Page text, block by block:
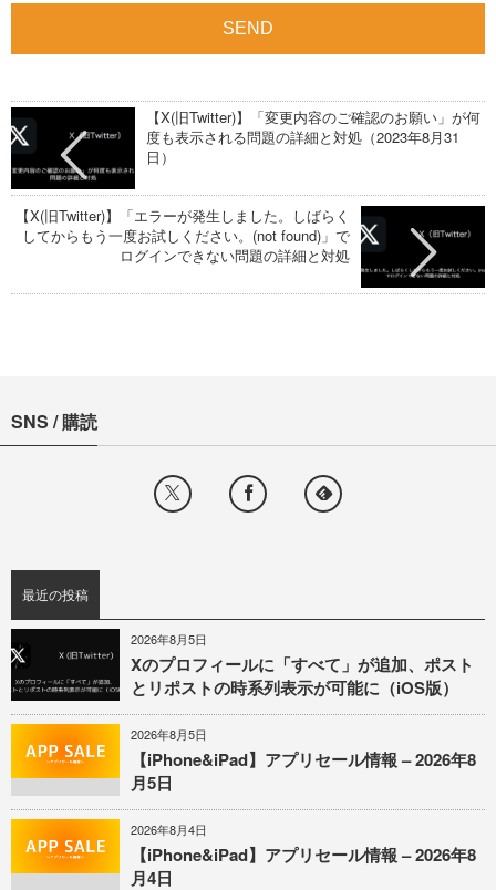
【X(旧Twitter)】「変更内容のご確認のお願い」が何
度も表示される問題の詳細と対処（2023年8月31
日）
【X(旧Twitter)】「エラーが発生しました。しばらく
してからもう一度お試しください。(not found)」で
ログインできない問題の詳細と対処
SNS / 購読
最近の投稿
2026年8月5日
Xのプロフィールに「すべて」が追加、ポスト
とリポストの時系列表示が可能に（iOS版）
2026年8月5日
【iPhone&iPad】アプリセール情報 – 2026年8
月5日
2026年8月4日
【iPhone&iPad】アプリセール情報 – 2026年8
月4日